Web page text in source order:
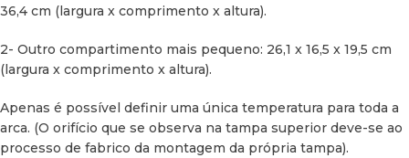
36,4 cm (largura x comprimento x altura).
2- Outro compartimento mais pequeno: 26,1 x 16,5 x 19,5 cm
(largura x comprimento x altura).
Apenas é possível definir uma única temperatura para toda a
arca. (O orifício que se observa na tampa superior deve-se ao
processo de fabrico da montagem da própria tampa).